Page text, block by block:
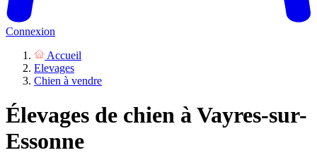
Connexion
Accueil
Elevages
Chien à vendre
Élevages de chien à Vayres-sur-
Essonne